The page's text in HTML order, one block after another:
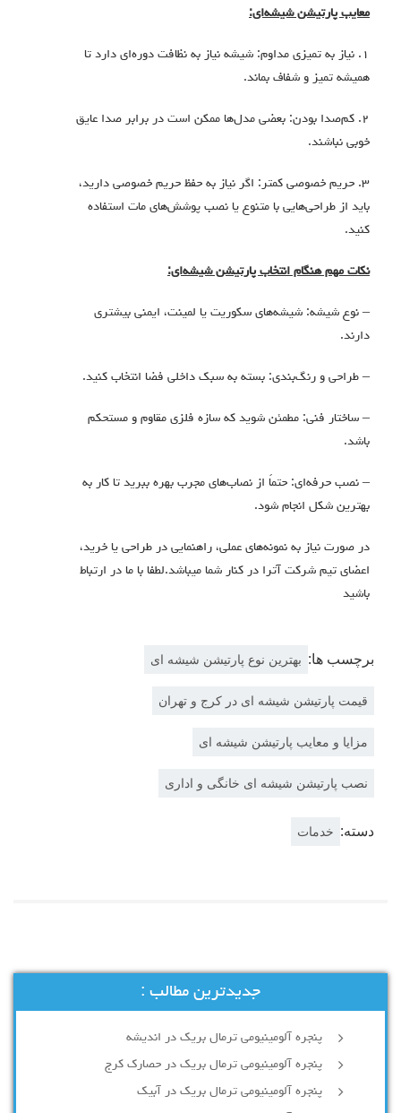
معایب پارتیشن شیشه‌ای:
۱. نیاز به تمیزی مداوم: شیشه نیاز به نظافت دوره‌ای دارد تا
همیشه تمیز و شفاف بماند.
۲. کم‌صدا بودن: بعضی مدل‌ها ممکن است در برابر صدا عایق
خوبی نباشند.
۳. حریم خصوصی کمتر: اگر نیاز به حفظ حریم خصوصی دارید،
باید از طراحی‌هایی با متنوع یا نصب پوشش‌های مات استفاده
کنید.
نکات مهم هنگام انتخاب پارتیشن شیشه‌ای:
– نوع شیشه: شیشه‌های سکوریت یا لمینت، ایمنی بیشتری
دارند.
– طراحی و رنگ‌بندی: بسته به سبک داخلی فضا انتخاب کنید.
– ساختار فنی: مطمئن شوید که سازه فلزی مقاوم و مستحکم
باشد.
– نصب حرفه‌ای: حتماً از نصاب‌های مجرب بهره ببرید تا کار به
بهترین شکل انجام شود.
در صورت نیاز به نمونه‌های عملی، راهنمایی در طراحی یا خرید،
اعضای تیم شرکت آترا در کنار شما میباشد.لطفا با ما در ارتباط
باشید
برچسب ها: بهترین نوع پارتیشن شیشه ای
قیمت پارتیشن شیشه ای در کرج و تهران
مزایا و معایب پارتیشن شیشه ای
نصب پارتیشن شیشه ای خانگی و اداری
دسته: خدمات
جدیدترین مطالب :
پنجره آلومینیومی ترمال بریک در اندیشه
پنجره آلومینیومی ترمال بریک در حصارک کرج
پنجره آلومینیومی ترمال بریک در آبیک